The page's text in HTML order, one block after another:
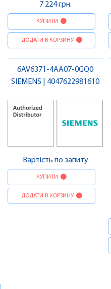
7 224 грн.
КУПИТИ
ДОДАТИ В КОРЗИНУ
6AV6371-4AA07-0GQ0
SIEMENS | 4047622981610
Вартість по запиту
КУПИТИ
ДОДАТИ В КОРЗИНУ